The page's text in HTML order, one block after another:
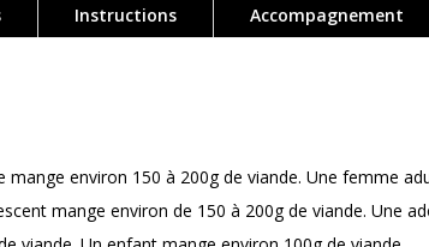
Instructions Accompagnement
mange environ 150 à 200g de viande. Une femme
mange environ de 150 à 200g de viande. Une